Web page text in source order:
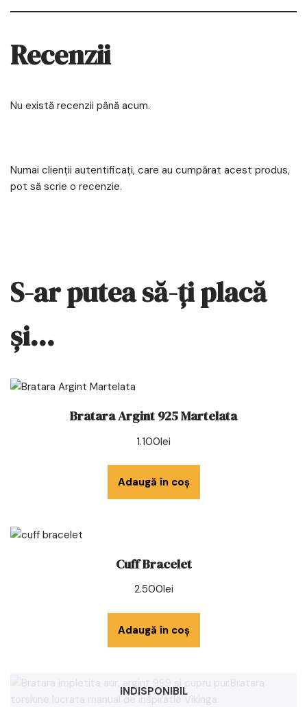
Recenzii
Nu există recenzii până acum.
Numai clienții autentificați, care au cumpărat acest produs,
pot să scrie o recenzie.
S-ar putea să-ți placă
și…
Bratara Argint 925 Martelata
1.100lei
Adaugă în coș
Cuff Bracelet
2.500lei
Adaugă în coș
INDISPONIBIL